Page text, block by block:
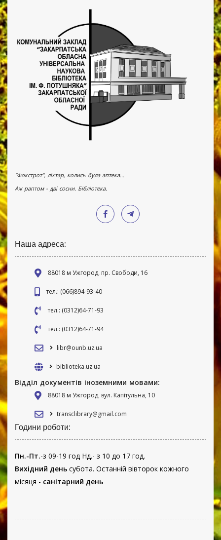
"Фокстрот", ліхтар, колись була аптека...
Аж раптом - дві сосни. Бібліотека.
Наша адреса:
88018 м Ужгород, пр. Свободи, 16
тел.: (066)894-93-40
тел.: (0312)64-71-93
тел.: (0312)64-71-94
libr@ounb.uz.ua
biblioteka.uz.ua
Відділ документів іноземними мовами:
88018 м Ужгород, вул. Капітульна, 10
transclibrary@gmail.com
Години роботи:
Пн.-Пт.-з 09-19 год Нд.- з 10 до 17 год.
Вихідний день субота. Останній вівторок кожного
місяця - санітарний день